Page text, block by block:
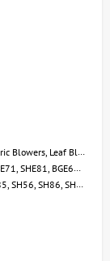
Leaf Blowers
BG86C, SH56, SH56C, SH86, SH86C
BG50, BG55, BG85